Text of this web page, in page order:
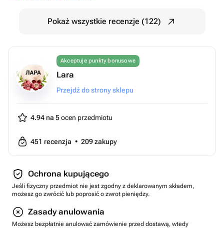
Pokaż wszystkie recenzje (122)
Akceptuje punkty bonusowe
Lara
Przejdź do strony sklepu
4.94 na 5ocen przedmiotu
451 recenzja • 209zakupy
Ochrona kupującego
Jeśli fizyczny przedmiot nie jest zgodny z deklarowanym składem,
możesz go zwrócić lub poprosić o zwrot pieniędzy.
Zasady anulowania
Możesz bezpłatnie anulować zamówienie przed dostawą, wtedy